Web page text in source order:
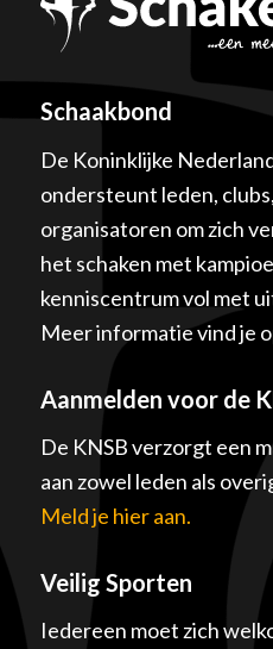
Schaakbond
De Koninklijke
ondersteunt leden,
organisatoren om zich
het schaken met
kenniscentrum vol met
Meer informatie vind je
Aanmelden voor de
De KNSB verzorgt een
aan zowel leden als
Meld je hier aan.
Veilig Sporten
Iedereen moet zich